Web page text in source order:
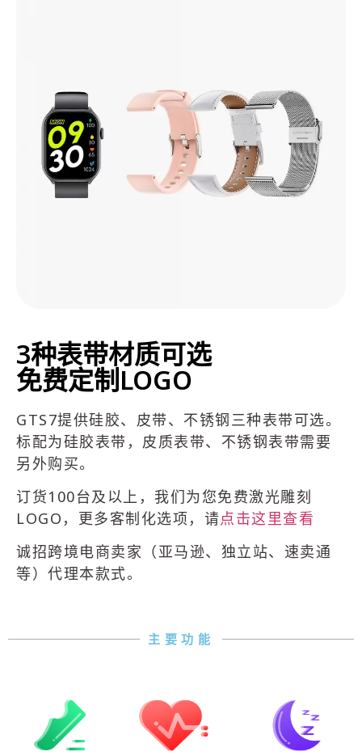
3种表带材质可选
免费定制LOGO
GTS7提供硅胶、皮带、不锈钢三种表带可选。
标配为硅胶表带，皮质表带、不锈钢表带需要
另外购买。
订货100台及以上，我们为您免费激光雕刻
LOGO，更多客制化选项，请点击这里查看
诚招跨境电商卖家（亚马逊、独立站、速卖通
等）代理本款式。
主要功能